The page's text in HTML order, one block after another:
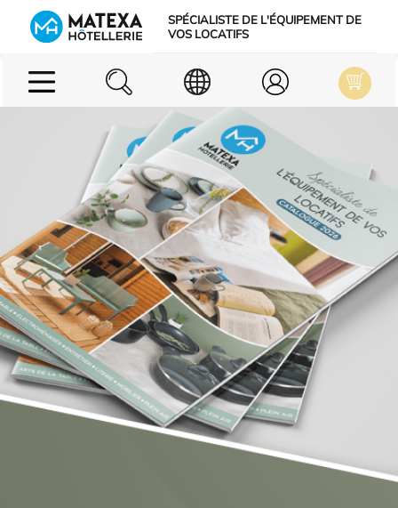
Skip to Main Content
SPÉCIALISTE DE L'ÉQUIPEMENT DE
VOS LOCATIFS